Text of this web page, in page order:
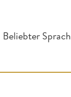
Beliebter